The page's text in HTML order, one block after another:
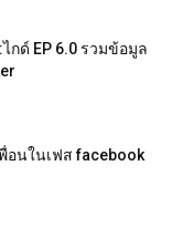
กด์ EP 6.0 รวมข้อมูล
อนในเฟส facebook